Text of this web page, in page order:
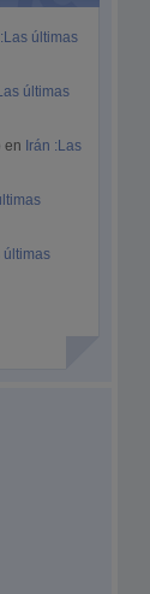
:Las últimas
últimas
en Irán :Las
últimas